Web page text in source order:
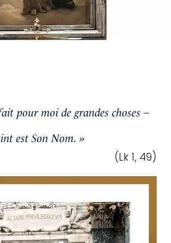
pour moi de grandes choses –
est Son Nom. »
(Lk 1, 49)